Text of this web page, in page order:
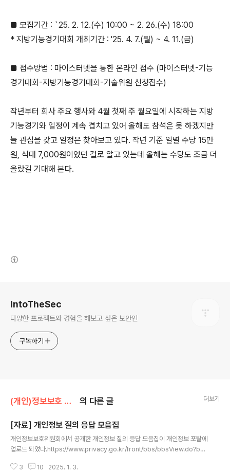
■ 모집기간 : `25. 2. 12.(수) 10:00 ~ 2. 26.(수) 18:00
* 지방기능경기대회 개최기간 : '25. 4. 7.(월) ~ 4. 11.(금)
■ 접수방법 : 마이스터넷을 통한 온라인 접수 (마이스터넷-기능
경기대회-지방기능경기대회-기술위원 신청접수)
작년부터 회사 주요 행사와 4월 첫째 주 월요일에 시작하는 지방
기능경기와 일정이 계속 겹치고 있어 올해도 참석은 못 하겠지만
늘 관심을 갖고 일정은 찾아보고 있다. 작년 기준 일별 수당 15만
원, 식대 7,000원이었던 걸로 알고 있는데 올해는 수당도 조금 더
올랐길 기대해 본다.
IntoTheSec
다양한 프로젝트와 경험을 해보고 싶은 보안인
구독하기
(개인)정보보호 동향 의 다른 글 더보기
[자료] 개인정보 질의 응답 모음집
개인정보보호위원회에서 공개한 개인정보 질의 응답 모음집이 개인정보 포탈에
업로드 되었다.https://www.privacy.go.kr/front/bbs/bbsView.do?bb
개인정보보호위원회는 개인정보의 처리와 보호에 관한 사안을 독립적으로 수행
3 10 2025. 1. 3.